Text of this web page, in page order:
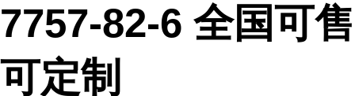
7757-82-6 全国可售
可定制